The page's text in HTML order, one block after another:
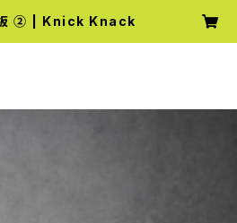
板 ② | Knick Knack